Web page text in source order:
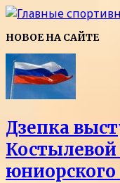
НОВОЕ НА САЙТЕ
Дзепка
Костылевой